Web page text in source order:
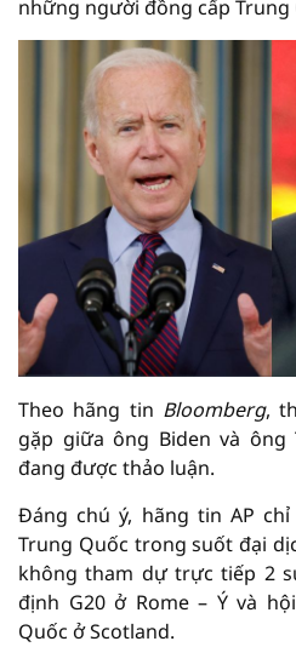
những người đồng cấp Trung
Theo hãng tin Bloomberg,
gặp giữa ông Biden và ông
đang được thảo luận.
Đáng chú ý, hãng tin AP
Trung Quốc trong suốt đại
không tham dự trực tiếp 2
định G20 ở Rome – Ý và
Quốc ở Scotland.